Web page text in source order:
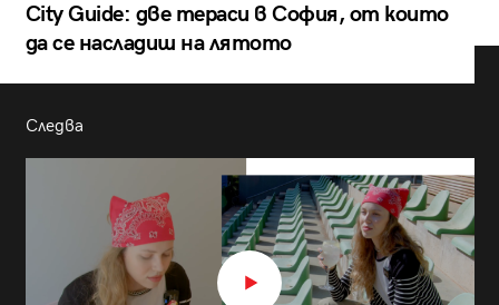
City Guide: две тераси в София, от които
да се насладиш на лятото
Следва